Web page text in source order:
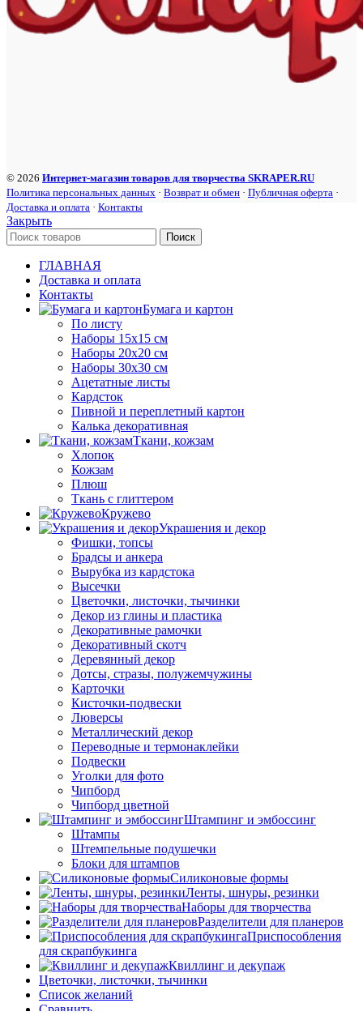
© 2026 Интернет-магазин товаров для творчества SKRAPER.RU
Политика персональных данных · Возврат и обмен · Публичная оферта ·
Доставка и оплата · Контакты
Закрыть
Поиск
ГЛАВНАЯ
Доставка и оплата
Контакты
Бумага и картон
По листу
Наборы 15х15 см
Наборы 20х20 см
Наборы 30х30 см
Ацетатные листы
Кардсток
Пивной и переплетный картон
Калька декоративная
Ткани, кожзам
Хлопок
Кожзам
Плюш
Ткань с глиттером
Кружево
Украшения и декор
Фишки, топсы
Брадсы и анкера
Вырубка из кардстока
Высечки
Цветочки, листочки, тычинки
Декор из глины и пластика
Декоративные рамочки
Декоративный скотч
Деревянный декор
Дотсы, стразы, полужемчужины
Карточки
Кисточки-подвески
Люверсы
Металлический декор
Переводные и термонаклейки
Подвески
Уголки для фото
Чипборд
Чипборд цветной
Штампинг и эмбоссинг
Штампы
Штемпельные подушечки
Блоки для штампов
Силиконовые формы
Ленты, шнуры, резинки
Наборы для творчества
Разделители для планеров
Приспособления
для скрапбукинга
Квиллинг и декупаж
Цветочки, листочки, тычинки
Список желаний
Сравнить